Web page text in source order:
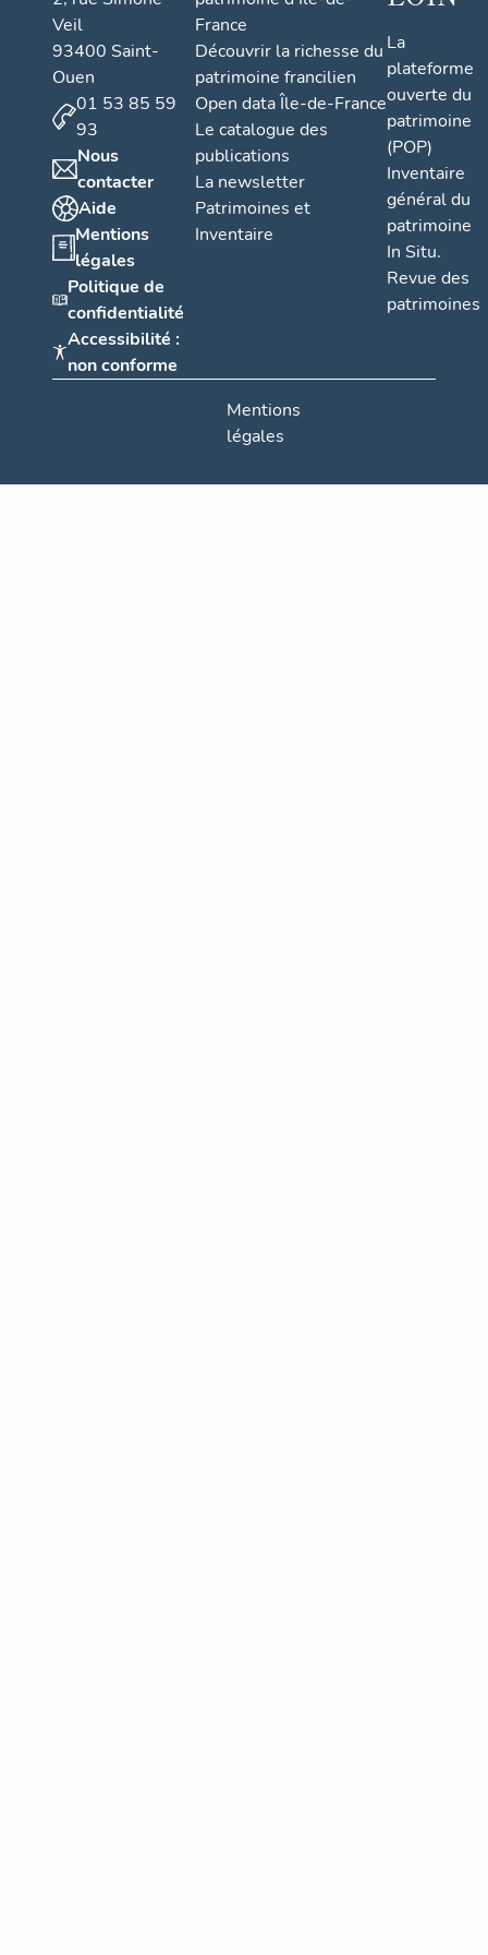
Veil
93400 Saint-
Ouen
01 53 85 59
93
Nous
contacter
Aide
Mentions
légales
Politique de
confidentialité
Accessibilité :
non conforme
France
Découvrir la richesse du
patrimoine francilien
Open data Île-de-France
Le catalogue des
publications
La newsletter
Patrimoines et
Inventaire
La
plateforme
ouverte du
patrimoine
(POP)
Inventaire
général du
patrimoine
In Situ.
Revue des
patrimoines
Mentions
légales